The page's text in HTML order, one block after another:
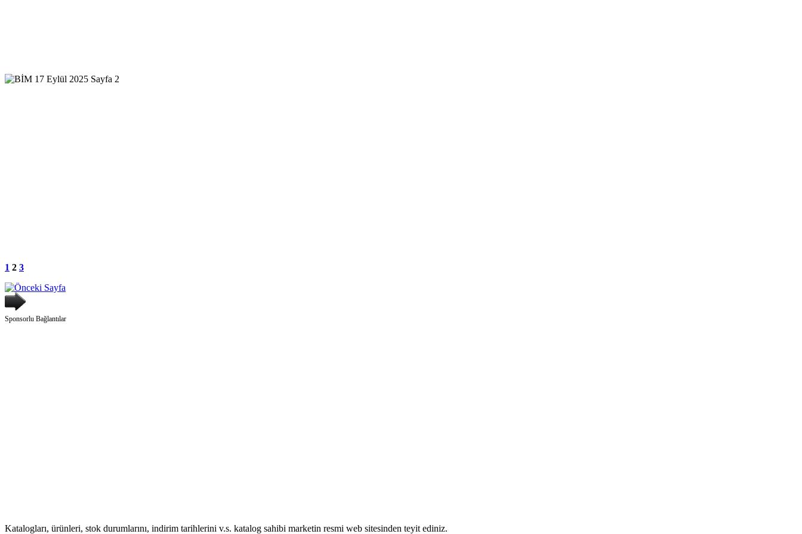
1 2 3
Sponsorlu Bağlantılar
Katalogları, ürünleri, stok durumlarını, indirim tarihlerini v.s. katalog sahibi marketin resmi web sitesinden teyit ediniz.